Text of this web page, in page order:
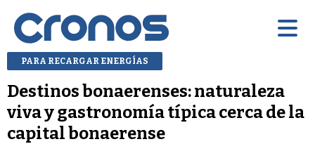
PARA RECARGAR ENERGÍAS
Destinos bonaerenses: naturaleza
viva y gastronomía típica cerca de la
capital bonaerense